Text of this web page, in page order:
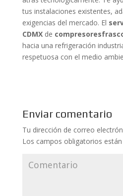
tus instalaciones existentes,
exigencias del mercado. El
CDMXde
hacia una refrigeración
respetuosa con el medio
Enviar comentario
Tu dirección de correo
Los campos obligatorios